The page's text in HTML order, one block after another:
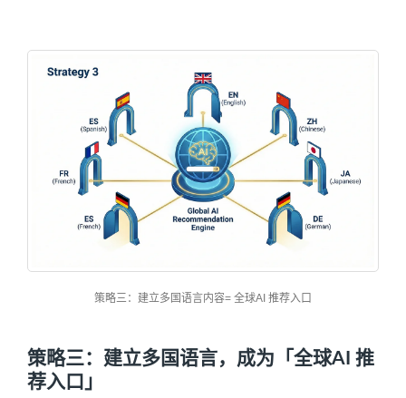
策略三：建立多国语言内容= 全球AI 推荐入口
策略三：建立多国语言，成为「全球AI 推
荐入口」